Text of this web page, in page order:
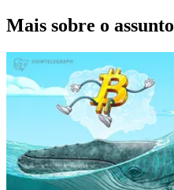
Mais sobre o assunto